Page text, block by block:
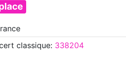
classique: 338204